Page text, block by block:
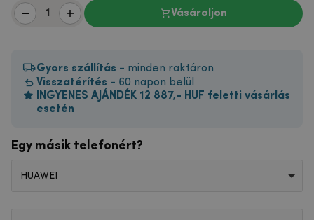
Vásároljon
Gyors szállítás - minden raktáron
Visszatérítés - 60 napon belül
INGYENES AJÁNDÉK 12 887,- HUF feletti vásárlás
esetén
Egy másik telefonért?
HUAWEI